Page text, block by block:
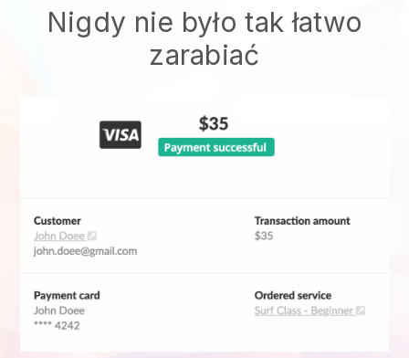
Nigdy nie było tak łatwo
zarabiać